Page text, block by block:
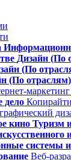
Дизайн (По
(По
(По отраслям)
дело
кино Туризм
системы и
Веб-